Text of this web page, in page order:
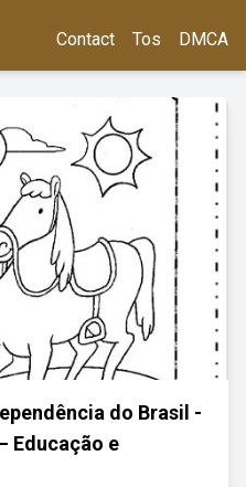
Contact Tos DMCA
do Brasil -
Educação e